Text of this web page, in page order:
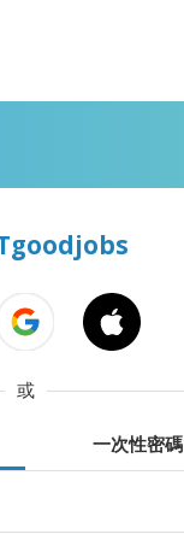
或
一次性密碼